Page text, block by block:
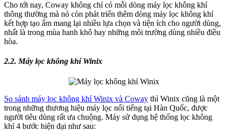
Cho tới nay, Coway không chỉ có mỗi dòng máy lọc không khí
thông thường mà nó còn phát triển thêm dòng máy lọc không khí
kết hợp tạo ẩm mang lại nhiều lựa chọn và tiện ích cho người dùng,
nhất là trong mùa hanh khô hay những môi trường dùng nhiều điều
hòa.
2.2. Máy lọc không khí Winix
So sánh máy lọc không khí Winix và Coway thì Winix cũng là một
trong những thương hiệu máy lọc nổi tiếng tại Hàn Quốc, được
người tiêu dùng rất ưa chuộng. Máy sử dụng hệ thống lọc không
khí 4 bước hiện đại như sau: